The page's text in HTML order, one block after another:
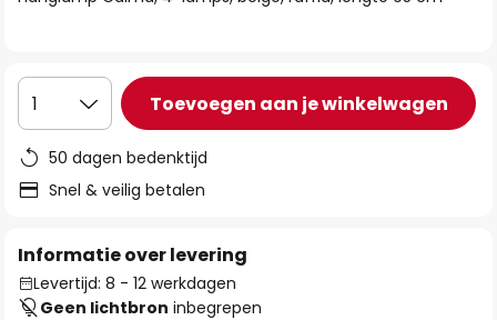
1 Toevoegen aan je winkelwagen
50 dagen bedenktijd
Snel & veilig betalen
Informatie over levering
Levertijd: 8 - 12 werkdagen
Geen lichtbron inbegrepen